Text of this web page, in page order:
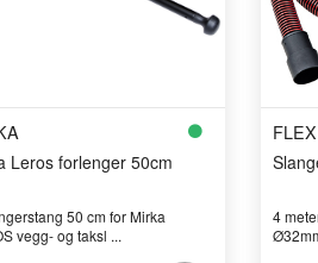
Leros forlenger 50cm
50 cm for Mirka
vegg- og taksl ...
FLEX
4